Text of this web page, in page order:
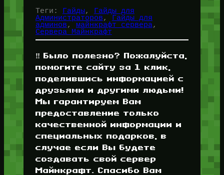
Теги: Гайды,
Гайды для
Администраторов,
Гайды для
админов, майнкрафт сервера
Сервера Майнкрафт
‼️ Было полезно? Пожалуйста,
помогите сайту за 1 клик,
поделившись информацией с
друзьями и другими людьми!
Мы гарантируем Вам
предоставление только
качественной информации и
специальных подарков, в
случае если Вы будете
создавать свой сервер
Майнкрафт. Спасибо Вам